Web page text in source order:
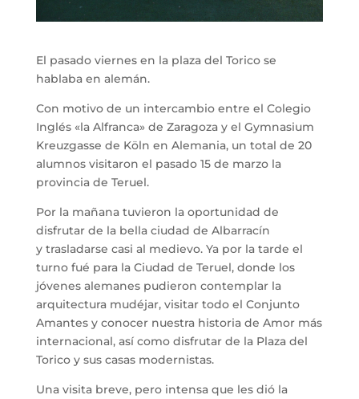
El pasado viernes en la plaza del Torico se
hablaba en alemán.
Con motivo de un intercambio entre el Colegio
Inglés «la Alfranca» de Zaragoza y el Gymnasium
Kreuzgasse de Köln en Alemania, un total de 20
alumnos visitaron el pasado 15 de marzo la
provincia de Teruel.
Por la mañana tuvieron la oportunidad de
disfrutar de la bella ciudad de Albarracín
y trasladarse casi al medievo. Ya por la tarde el
turno fué para la Ciudad de Teruel, donde los
jóvenes alemanes pudieron contemplar la
arquitectura mudéjar, visitar todo el Conjunto
Amantes y conocer nuestra historia de Amor más
internacional, así como disfrutar de la Plaza del
Torico y sus casas modernistas.
Una visita breve, pero intensa que les dió la